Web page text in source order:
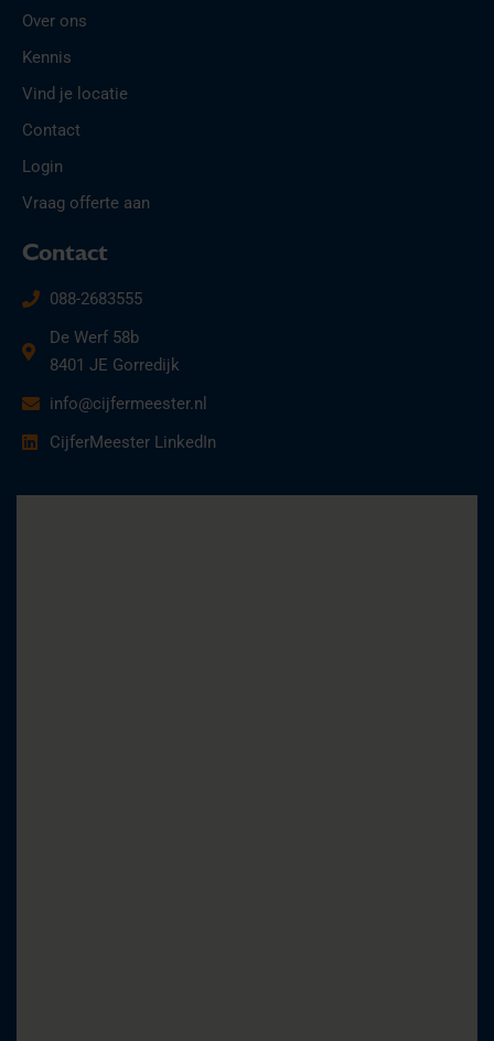
Over ons
Kennis
Vind je locatie
Contact
Login
Vraag offerte aan
Contact
088-2683555
De Werf 58b
8401 JE Gorredijk
info@cijfermeester.nl
CijferMeester LinkedIn